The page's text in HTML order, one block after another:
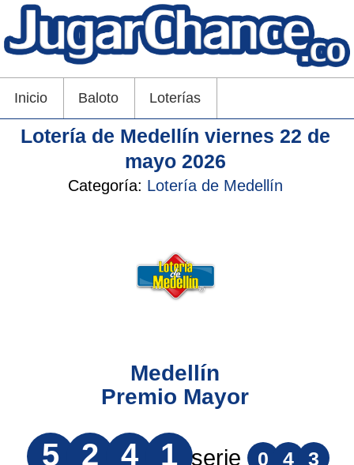
Inicio Baloto Loterías
Lotería de Medellín viernes 22 de
mayo 2026
Categoría: Lotería de Medellín
Medellín
Premio Mayor
5 2 4 1 serie 0 4 3